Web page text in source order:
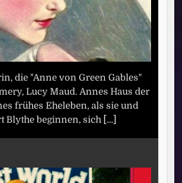
die "Anne von Green Gables"
Lucy Maud. Annes Haus der
frühes Eheleben, als sie und
Blythe beginnen, sich [...]